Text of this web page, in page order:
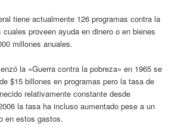
tiene actualmente 126 programas contra la
proveen ayuda en dinero o en bienes
millones anuales.
la «Guerra contra la pobreza» en 1965 se
$15 billones en programas pero la tasa de
relativamente constante desde
la tasa ha incluso aumentado pese a un
en estos gastos.